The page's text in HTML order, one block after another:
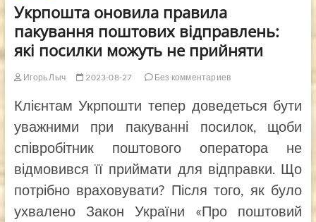
Укрпошта оновила правила
пакування поштових відправлень:
які посилки можуть не прийняти
Игорь Лыч 2023-08-27 Без комментариев
Клієнтам Укрпошти тепер доведеться бути
уважними при пакуванні посилок, щоби
співробітник поштового оператора не
відмовився її приймати для відправки. Що
потрібно враховувати? Після того, як було
ухвалено Закон України «Про поштовий